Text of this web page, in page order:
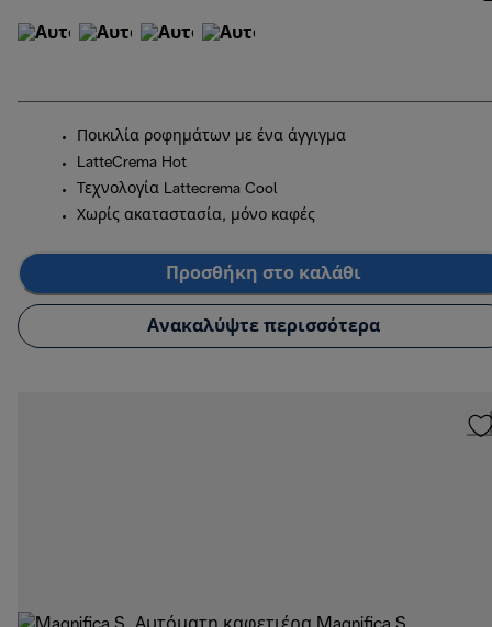
Ποικιλία ροφημάτων με ένα άγγιγμα
LatteCrema Hot
Τεχνολογία Lattecrema Cool
Χωρίς ακαταστασία, μόνο καφές
Προσθήκη στο καλάθι
Ανακαλύψτε περισσότερα